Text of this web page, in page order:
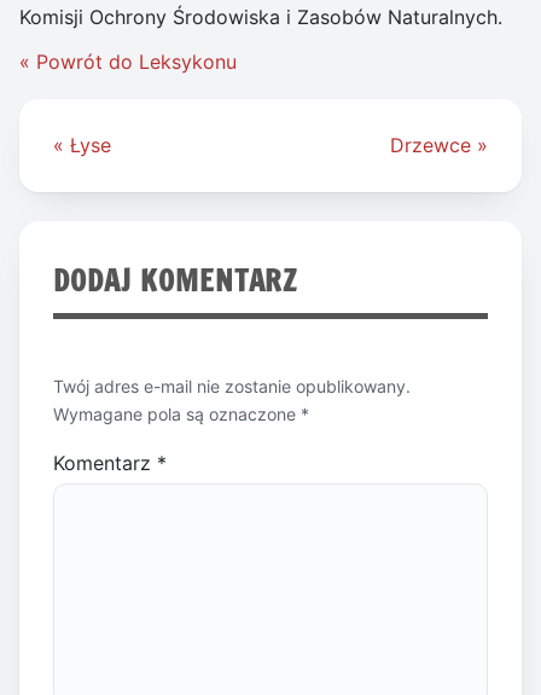
Komisji Ochrony Środowiska i Zasobów Naturalnych.
« Powrót do Leksykonu
Nawigacja
« Łyse Drzewce »
DODAJ KOMENTARZ
Twój adres e-mail nie zostanie opublikowany.
Wymagane pola są oznaczone *
Komentarz *